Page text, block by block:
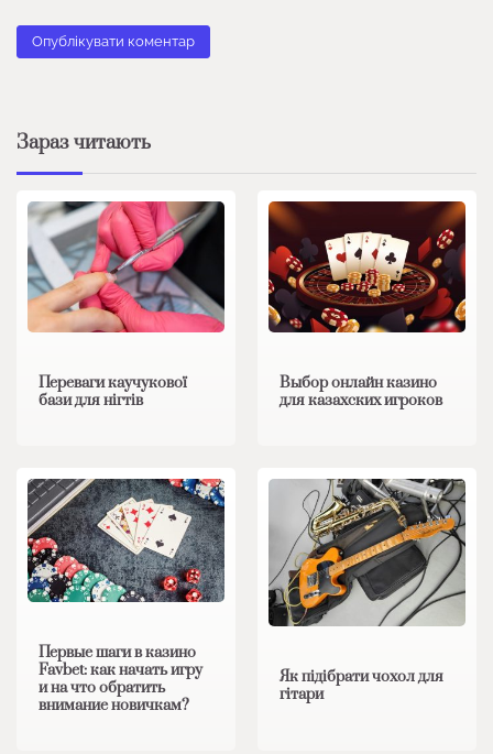
Зараз читають
Переваги каучукової
бази для нігтів
Выбор онлайн казино
для казахских игроков
Первые шаги в казино
Favbet: как начать игру
и на что обратить
внимание новичкам?
Як підібрати чохол для
гітари